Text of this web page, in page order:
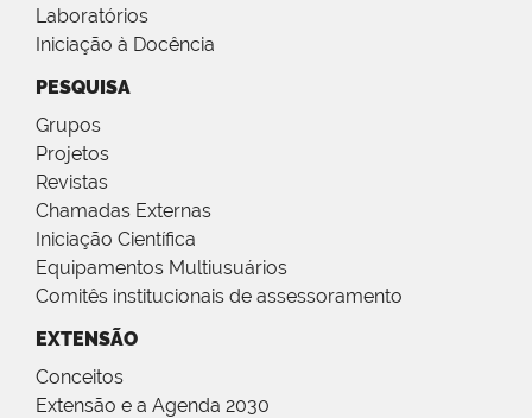
Laboratórios
Iniciação à Docência
PESQUISA
Grupos
Projetos
Revistas
Chamadas Externas
Iniciação Científica
Equipamentos Multiusuários
Comitês institucionais de assessoramento
EXTENSÃO
Conceitos
Extensão e a Agenda 2030